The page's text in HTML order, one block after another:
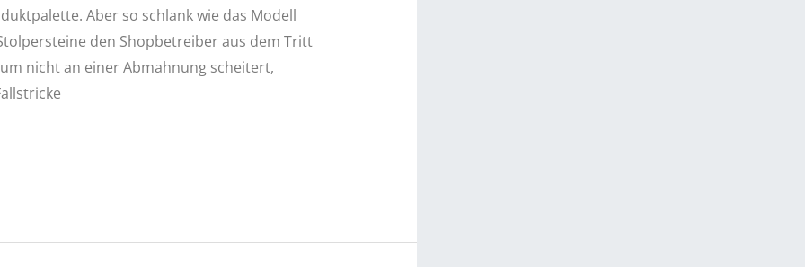
Aber so schlank wie das Modell
den Shopbetreiber aus dem Tritt
nicht an einer Abmahnung scheitert,